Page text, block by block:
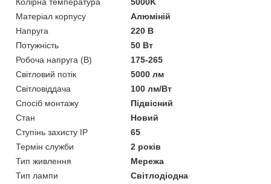
Матеріал корпусу
Алюміній
Напруга
220 В
Потужність
50 Вт
Робоча напруга (В)
175-265
Світловий потік
5000 лм
Світловіддача
100 лм/Вт
Спосіб монтажу
Підвісний
Стан
Новий
Ступінь захисту IP
65
Термін служби
2 років
Тип живлення
Мережа
Тип лампи
Світлодіодна